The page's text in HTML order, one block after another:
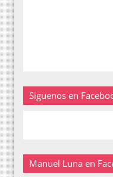
Siguenos en
Manuel Luna en